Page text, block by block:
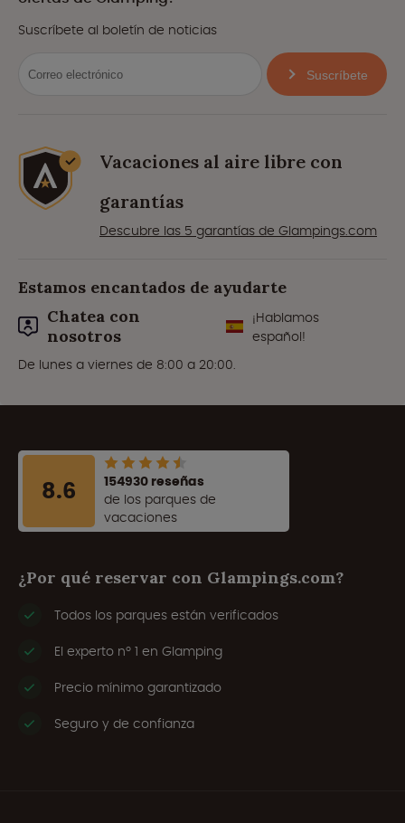
Suscríbete al boletín de noticias
Suscríbete
Vacaciones al aire libre con
garantías
Descubre las 5 garantías de Glampings.com
Estamos encantados de ayudarte
Chatea con
nosotros
¡Hablamos
español!
De lunes a viernes de 8:00 a 20:00.
8.6
154930 reseñas
de los parques de
vacaciones
¿Por qué reservar con Glampings.com?
Todos los parques están verificados
El experto nº 1 en Glamping
Precio mínimo garantizado
Seguro y de confianza